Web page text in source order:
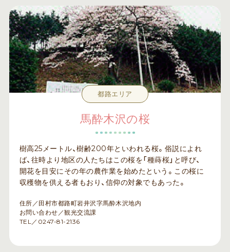
都路エリア
馬酔木沢の桜
樹高25メートル、樹齢200年といわれる桜。俗説によれ
ば、往時より地区の人たちはこの桜を「種蒔桜」と呼び、
開花を目安にその年の農作業を始めたという。この桜に
収穫物を供える者もおり、信仰の対象でもあった。
住所／田村市都路町岩井沢字馬酔木沢地内
お問い合わせ／観光交流課
TEL／0247-81-2136